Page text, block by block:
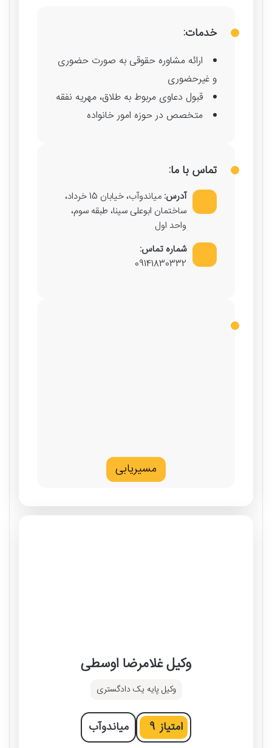
خدمات:
ارائه مشاوره حقوقی به صورت حضوری
و غیرحضوری
قبول دعاوی مربوط به طلاق، مهریه نفقه
متخصص در حوزه امور خانواده
تماس با ما:
آدرس:
میاندوآب، خیابان 15 خرداد،
ساختمان ابوعلی سینا، طبقه سوم،
واحد اول
شماره تماس:
09141830332
مسیریابی
وکیل غلامرضا اوسطی
وکیل پایه یک دادگستری
امتیاز 9 میاندوآب